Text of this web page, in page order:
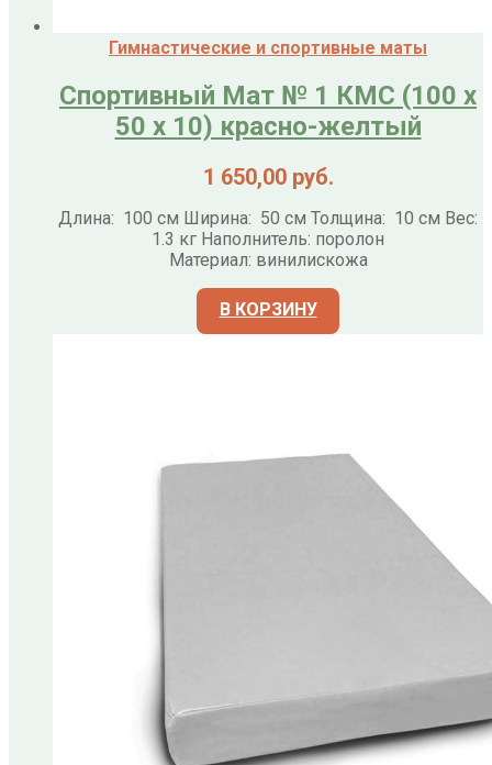
Гимнастические и спортивные маты
Спортивный Мат № 1 КМС (100 х
50 х 10) красно-желтый
1 650,00 руб.
Длина: 100 см Ширина: 50 см Толщина: 10 см Вес:
1.3 кг Наполнитель: поролон
Материал: винилискожа
В КОРЗИНУ